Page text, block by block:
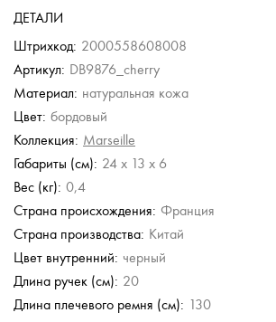
Клатч
23 500 руб.
ДЕТАЛИ
Штрихкод: 2000558608008
Артикул: DB9876_cherry
Материал: натуральная кожа
Цвет: бордовый
Коллекция: Marseille
Габариты (см): 24 x 13 x 6
Вес (кг): 0,4
Страна происхождения: Франция
Страна производства: Китай
Цвет внутренний: черный
Длина ручек (см): 20
Длина плечевого ремня (см): 130